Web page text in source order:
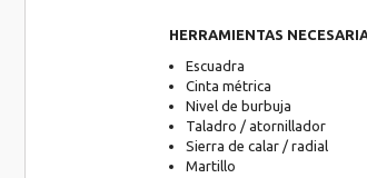
HERRAMIENTAS
Escuadra
Cinta métrica
Nivel de burbuja
Taladro / atornillador
Sierra de calar / radial
Martillo